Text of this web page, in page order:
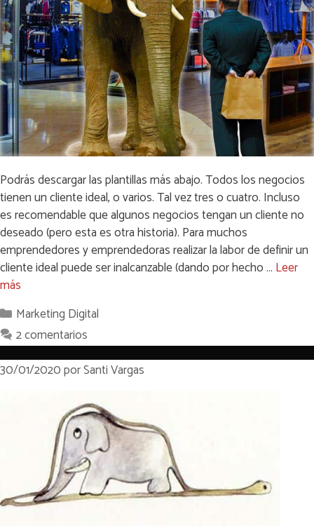
Podrás descargar las plantillas más abajo. Todos los negocios
tienen un cliente ideal, o varios. Tal vez tres o cuatro. Incluso
es recomendable que algunos negocios tengan un cliente no
deseado (pero esta es otra historia). Para muchos
emprendedores y emprendedoras realizar la labor de definir un
cliente ideal puede ser inalcanzable (dando por hecho … Leer
más
Categorías
Marketing Digital
2 comentarios
30/01/2020porSanti Vargas